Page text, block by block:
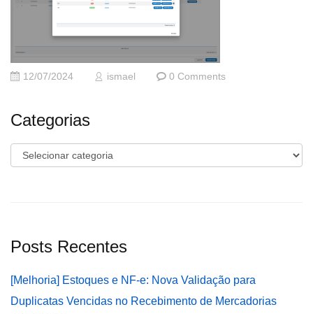
12/07/2024 ismael 0 Comments
Categorias
Categorias
Posts Recentes
[Melhoria] Estoques e NF-e: Nova Validação para
Duplicatas Vencidas no Recebimento de Mercadorias